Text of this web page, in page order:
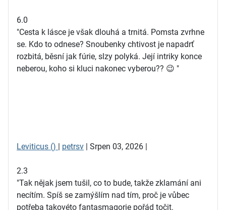
6.0
"Cesta k lásce je však dlouhá a trnitá. Pomsta zvrhne
se. Kdo to odnese? Snoubenky chtivost je napadrť
rozbitá, běsní jak fúrie, slzy polyká. Její intriky konce
neberou, koho si kluci nakonec vyberou?? 😉 "
Leviticus () | petrsv | Srpen 03, 2026 |
2.3
"Tak nějak jsem tušil, co to bude, takže zklamání ani
necítím. Spíš se zamýšlím nad tím, proč je vůbec
potřeba takovéto fantasmagorie pořád točit.